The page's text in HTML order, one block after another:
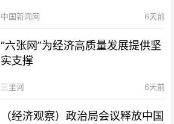
中国新闻网 6天前
“六张网”为经济高质量发展提供坚
实支撑
三里河 6天前
（经济观察）政治局会议释放中国